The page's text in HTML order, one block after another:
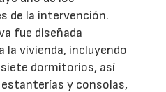
de la intervención.
fue diseñada
la vivienda, incluyendo
dormitorios, así
y consolas,